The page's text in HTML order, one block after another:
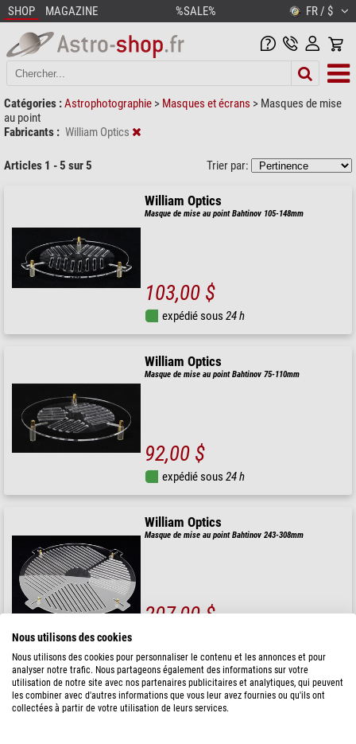
SHOP MAGAZINE %SALE% FR / $
Catégories :Astrophotographie > Masques et écrans > Masques de mise
au point
Fabricants : William Optics
Articles 1 - 5 sur 5 Trier par:
William Optics
Masque de mise au point Bahtinov 105-148mm
103,00 $
expédié sous24 h
William Optics
Masque de mise au point Bahtinov 75-110mm
92,00 $
expédié sous24 h
William Optics
Masque de mise au point Bahtinov 243-308mm
207,00 $
William Optics
Masque de mise au point Bahtinov 102 & 103
Nous utilisons des cookies
Nous utilisons des cookies pour personnaliser le contenu et les annonces et pour
analyser notre trafic. Nous partageons également des informations sur votre
utilisation de notre site avec nos partenaires publicitaires et analytiques, qui peuvent
les combiner avec d'autres informations que vous leur avez fournies ou qu'ils ont
collectées à partir de votre utilisation de leurs services.